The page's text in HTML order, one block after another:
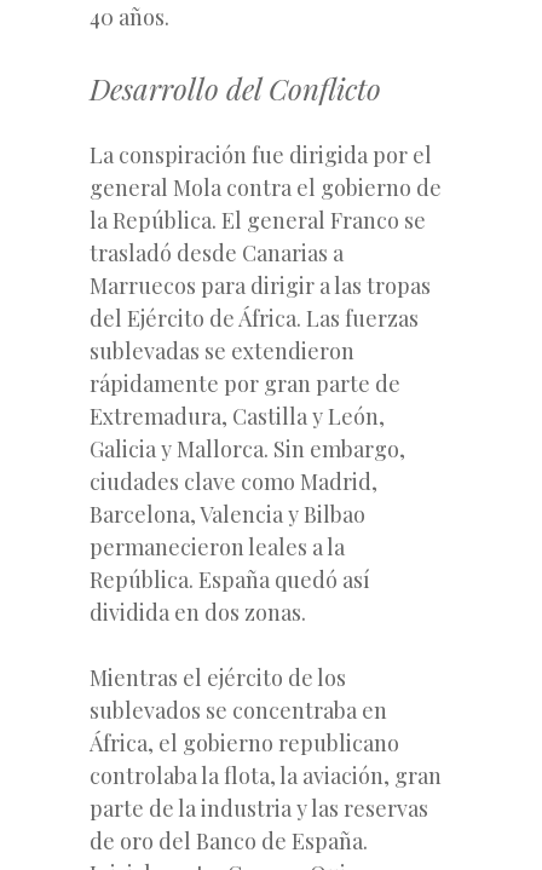
40 años.
Desarrollo del Conflicto
La conspiración fue dirigida por el
general Mola contra el gobierno de
la República. El general Franco se
trasladó desde Canarias a
Marruecos para dirigir a las tropas
del Ejército de África. Las fuerzas
sublevadas se extendieron
rápidamente por gran parte de
Extremadura, Castilla y León,
Galicia y Mallorca. Sin embargo,
ciudades clave como Madrid,
Barcelona, Valencia y Bilbao
permanecieron leales a la
República. España quedó así
dividida en dos zonas.
Mientras el ejército de los
sublevados se concentraba en
África, el gobierno republicano
controlaba la flota, la aviación, gran
parte de la industria y las reservas
de oro del Banco de España.